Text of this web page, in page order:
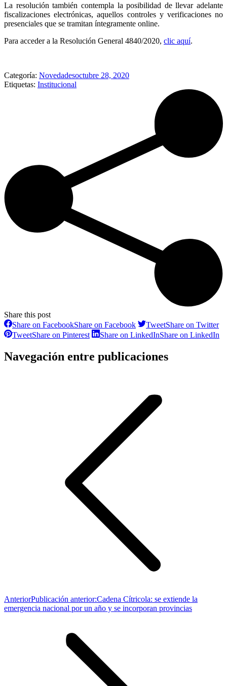
La resolución también contempla la posibilidad de llevar adelante
fiscalizaciones electrónicas, aquellos controles y verificaciones no
presenciales que se tramitan íntegramente online.
Para acceder a la Resolución General 4840/2020, clic aquí.
Categoría: Novedadesoctubre 28, 2020
Etiquetas: Institucional
Share this post
Share on FacebookShare on Facebook TweetShare on Twitter
TweetShare on Pinterest Share on LinkedInShare on LinkedIn
Navegación entre publicaciones
AnteriorPublicación anterior:Cadena Cítricola: se extiende la
emergencia nacional por un año y se incorporan provincias